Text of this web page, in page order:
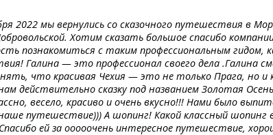
2022 мы вернулись со сказочного путешествия в
Хотим сказать большое спасибо
познакомиться с таким профессиональным гидом,
Галина — это профессионал своего дела .Галина
что красивая Чехия — это не только Прага, но и
действительно сказку под названием Золотая
весело, красиво и очень вкусно!!! Нами было
путешествие))) А шопинг! Какой классный шопинг
ей за ооооочень интересное путешествие,